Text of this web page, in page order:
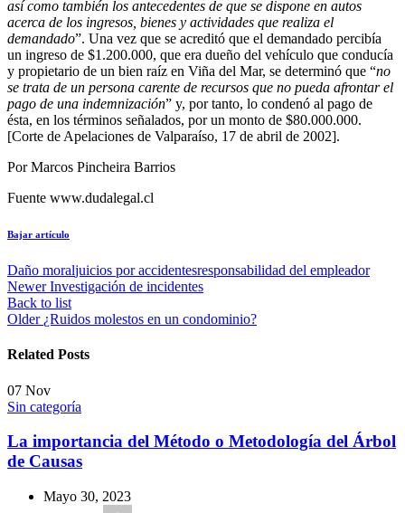
así como también los antecedentes de que se dispone en autos
acerca de los ingresos, bienes y actividades que realiza el
demandado”. Una vez que se acreditó que el demandado percibía
un ingreso de $1.200.000, que era dueño del vehículo que conducía
y propietario de un bien raíz en Viña del Mar, se determinó que “no
se trata de un persona carente de recursos que no pueda afrontar el
pago de una indemnización” y, por tanto, lo condenó al pago de
ésta, en los términos señalados, por un monto de $80.000.000.
[Corte de Apelaciones de Valparaíso, 17 de abril de 2002].
Por Marcos Pincheira Barrios
Fuente www.dudalegal.cl
Bajar artículo
Daño moraljuicios por accidentesresponsabilidad del empleador
Newer Investigación de incidentes
Back to list
Older ¿Ruidos molestos en un condominio?
Related Posts
07 Nov
Sin categoría
La importancia del Método o Metodología del Árbol
de Causas
Mayo 30, 2023